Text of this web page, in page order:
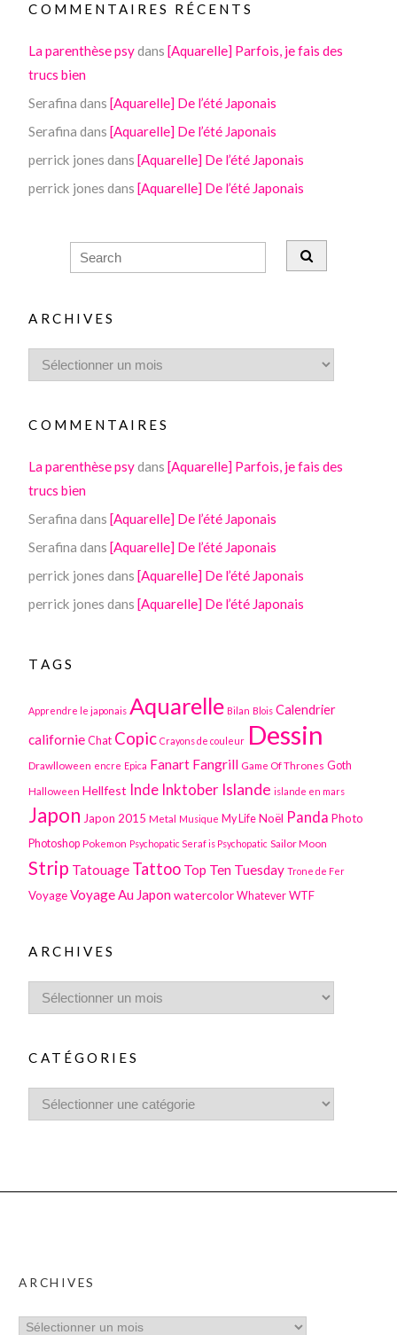
COMMENTAIRES RÉCENTS
La parenthèse psydans[Aquarelle] Parfois, je fais des
trucs bien
Serafina dans[Aquarelle] De l’été Japonais
Serafina dans[Aquarelle] De l’été Japonais
perrick jones dans[Aquarelle] De l’été Japonais
perrick jones dans[Aquarelle] De l’été Japonais
ARCHIVES
COMMENTAIRES
La parenthèse psydans[Aquarelle] Parfois, je fais des
trucs bien
Serafina dans[Aquarelle] De l’été Japonais
Serafina dans[Aquarelle] De l’été Japonais
perrick jones dans[Aquarelle] De l’été Japonais
perrick jones dans[Aquarelle] De l’été Japonais
TAGS
Apprendre le japonais Aquarelle Bilan Blois Calendrier
californie Chat Copic Crayons de couleur Dessin
Drawlloween encre Epica Fanart Fangrill Game Of Thrones Goth
Halloween Hellfest Inde Inktober Islande islande en mars
Japon Japon 2015 Metal Musique My Life Noël Panda Photo
Photoshop Pokemon Psychopatic Seraf is Psychopatic Sailor Moon
Strip Tatouage Tattoo Top Ten Tuesday Trone de Fer
Voyage Voyage Au Japon watercolor Whatever WTF
ARCHIVES
CATÉGORIES
ARCHIVES